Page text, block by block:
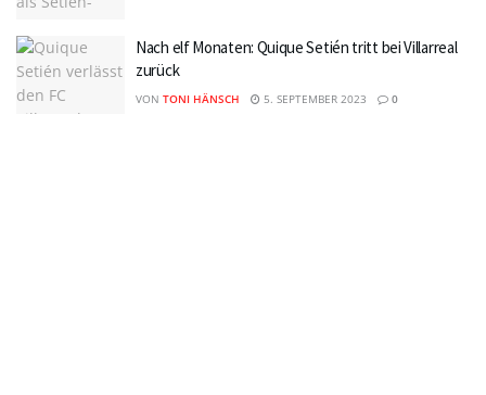
Nach elf Monaten: Quique Setién tritt bei Villarreal
zurück
VON TONI HÄNSCH 5. SEPTEMBER 2023 0